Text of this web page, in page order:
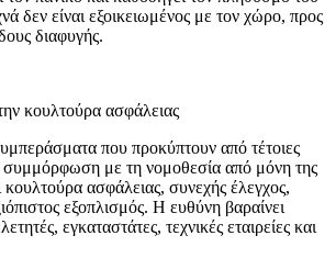
δεν είναι εξοικειωμένος με τον χώρο, προς
διαφυγής.
κουλτούρα ασφάλειας
που προκύπτουν από τέτοιες
συμμόρφωση με τη νομοθεσία από μόνη της
κουλτούρα ασφάλειας, συνεχής έλεγχος,
εξοπλισμός. Η ευθύνη βαραίνει
εγκαταστάτες, τεχνικές εταιρείες και